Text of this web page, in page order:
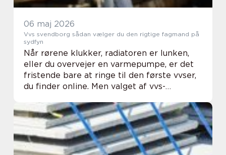
06 maj 2026
Vvs svendborg sådan vælger du den rigtige fagmand på
sydfyn
Når rørene klukker, radiatoren er lunken,
eller du overvejer en varmepumpe, er det
fristende bare at ringe til den første vvser,
du finder online. Men valget af vvs-
økonomi, komfort og sikkerhed i boligen.
En lo...